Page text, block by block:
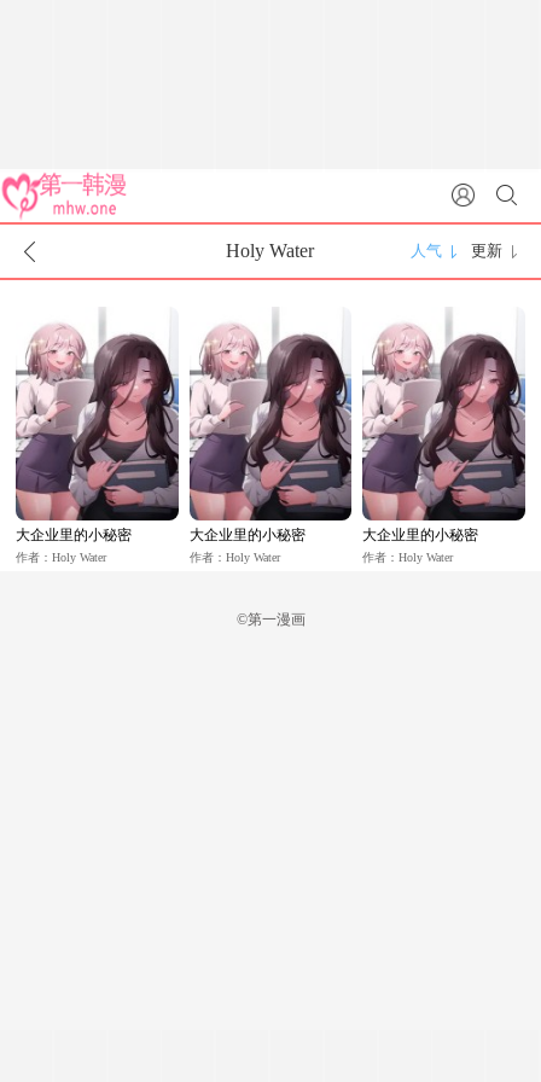
Holy Water 人气 更新
大企业里的小秘密
作者：Holy Water
大企业里的小秘密
作者：Holy Water
大企业里的小秘密
作者：Holy Water
©第一漫画